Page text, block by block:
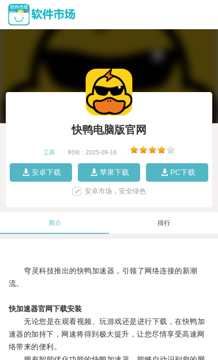
快鸭电脑版官网
工具 时间：2025-09-16
安卓下载 苹果下载 PC下载
安卓市场，安全绿色
简介 排行
穹灵科技推出的快鸭加速器，引领了网络连接的新潮
流。
快加速器官网下载安装
无论您是在观看视频、玩游戏还是进行下载，在快鸭加
速器的加持下，网速将得到极大提升，让您尽情享受高速网
络带来的便利。